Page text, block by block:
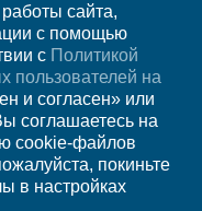
84 сайта,
с помощью
с Политикой
пользователей на
и согласен» или
соглашаетесь на
cookie-файлов
покиньте
в настройках